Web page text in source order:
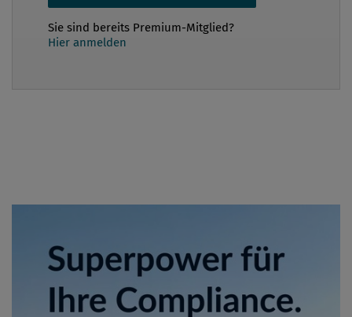
Sie sind bereits Premium-Mitglied?
Hier anmelden